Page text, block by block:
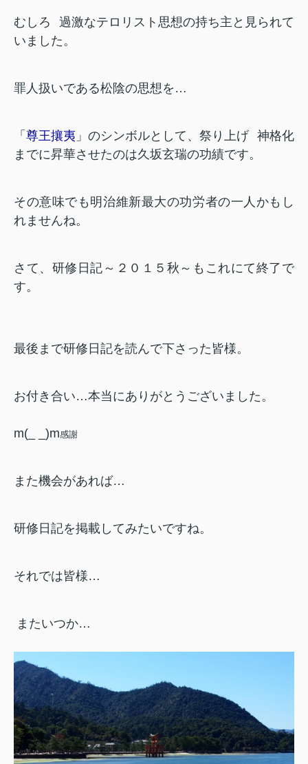
むしろ
過激なテロリスト思想の持ち主と見られて
いました。
罪人扱いである松陰の思想を…
「 尊王攘夷 」のシンボルとして、祭り上げ 神格化
までに昇華させたのは久坂玄瑞の功績です。
その意味でも明治維新最大の功労者の一人かもし
れませんね。
さて、研修日記～２０１５秋～もこれにて終了で
す。
最後まで研修日記を読んで下さった皆様。
お付き合い…本当にありがとうございました。
m(_ _)m感謝
また機会があれば…
研修日記を掲載してみたいですね。
それでは皆様…
またいつか…